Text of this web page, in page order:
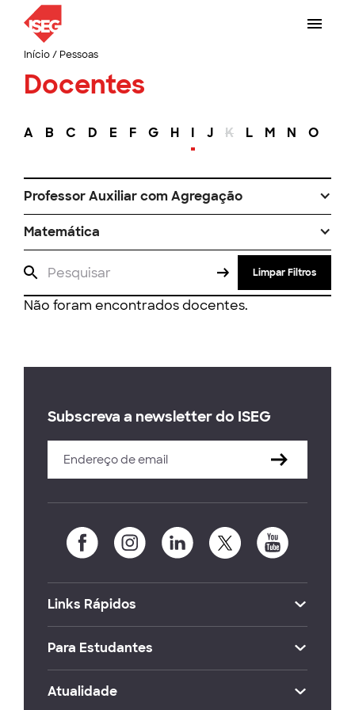
Início/ Pessoas
Docentes
A B C D E F G H I J K L M N O
Professor Auxiliar com Agregação
Matemática
Limpar Filtros
Não foram encontrados docentes.
Subscreva a newsletter do ISEG
Links Rápidos
Para Estudantes
Atualidade